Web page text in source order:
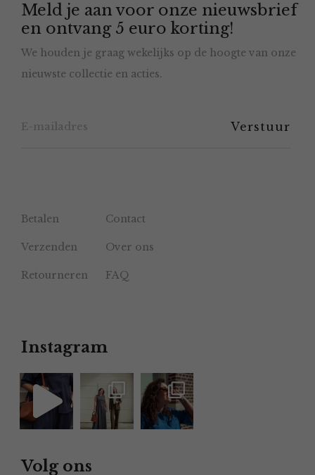
Meld je aan voor onze nieuwsbrief
en ontvang 5 euro korting!
We houden je graag wekelijks op de hoogte van onze
nieuwste collectie en acties.
Betalen Contact
Verzenden Over ons
Retourneren FAQ
Instagram
Volg ons